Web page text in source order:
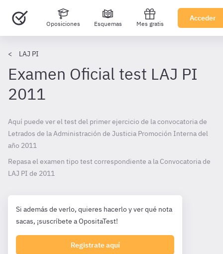
Oposiciones Esquemas Mes gratis
Acceder
LAJ PI
Examen Oficial test LAJ PI
2011
Aquí puede ver el test del primer ejercicio de la convocatoria de
Letrados de la Administración de Justicia Promoción Interna del
año 2011
Repasa el examen tipo test correspondiente a la Convocatoria de
LAJ PI de 2011
Si además de verlo, quieres hacerlo y ver qué nota
sacas, ¡suscríbete a OpositaTest!
Registrate aquí